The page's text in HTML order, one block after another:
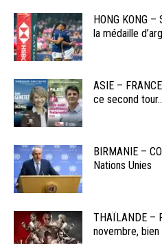
HONG KONG
la médaille
ASIE –
ce second
BIRMANIE –
Nations Unies
THAÏLANDE –
novembre, bien